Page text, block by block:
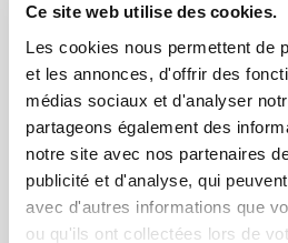
Ce site web utilise des cookies.
Les cookies nous permettent de
et les annonces, d'offrir des
médias sociaux et d'analyser
partageons également des
notre site avec nos partenaires
publicité et d'analyse, qui
avec d'autres informations que
ou qu'ils ont collectées lors de
provenant de diverses régions
d’Italie, en particulier du
réfugiés, chacun de vous porte
précieuses ; et
également des expériences
d’oppression, de peur. Votre
cette place est signe
laissez pas voler l’espérance et
la joie de vivre, qui naissent